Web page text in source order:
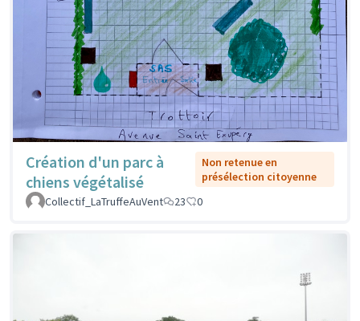
Création d'un parc à
chiens végétalisé
Non retenue en
présélection citoyenne
Collectif_LaTruffeAuVent
23 0